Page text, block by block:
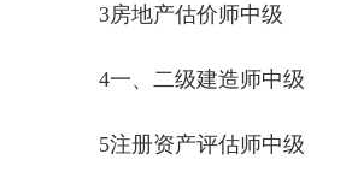
3房地产估价师中级
4一、二级建造师中级
5注册资产评估师中